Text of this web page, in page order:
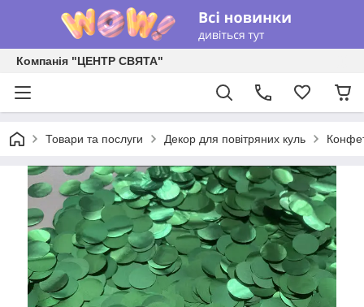
Компанія "ЦЕНТР СВЯТА"
Товари та послуги Декор для повітряних куль